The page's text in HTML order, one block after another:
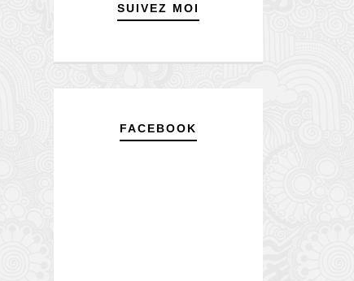
SUIVEZ MOI
FACEBOOK